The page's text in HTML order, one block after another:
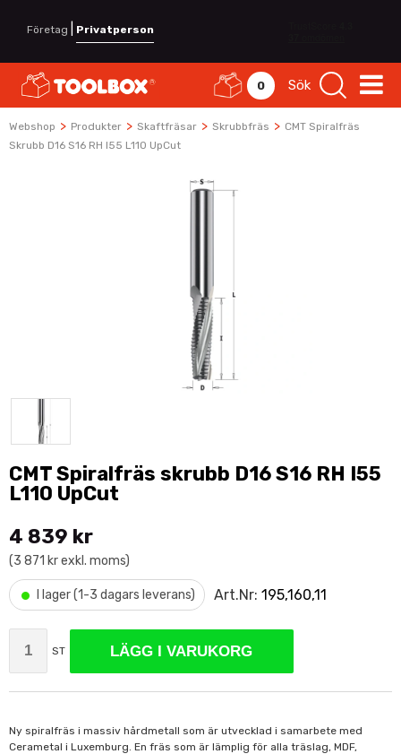
Företag Privatperson
0 Sök
Webshop > Produkter > Skaftfräsar > Skrubbfräs > CMT Spiralfräs
Skrubb D16 S16 RH I55 L110 UpCut
CMT Spiralfräs skrubb D16 S16 RH I55
L110 UpCut
4 839 kr
(3 871 kr exkl. moms)
• I lager (1-3 dagars leverans) Art.Nr: 195,160,11
ST LÄGG I VARUKORG
Ny spiralfräs i massiv hårdmetall som är utvecklad i samarbete med
Cerametal i Luxemburg. En fräs som är lämplig för alla träslag, MDF,